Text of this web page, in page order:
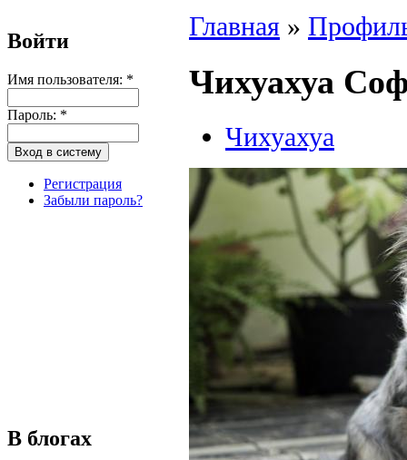
Войти
Имя пользователя: *
Пароль: *
Регистрация
Забыли пароль?
В блогах
Главная »
Чихуахуа
Чихуахуа